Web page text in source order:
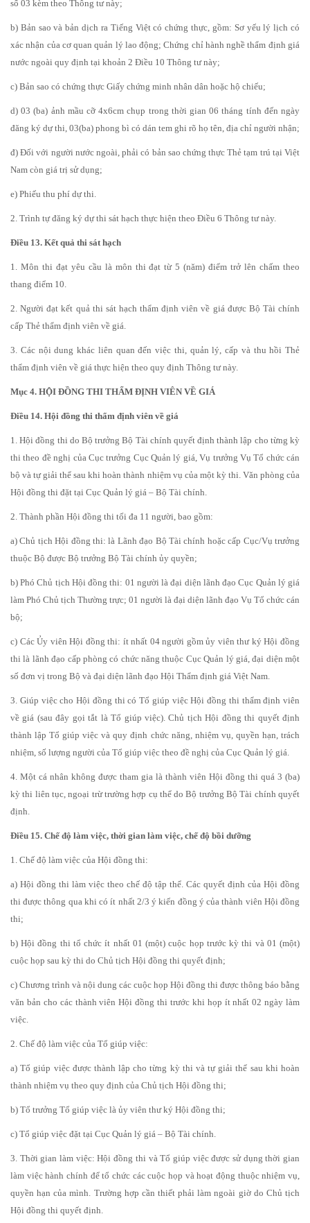
số 03 kèm theo Thông tư này;
b) Bản sao và bản dịch ra Tiếng Việt có chứng thực, gồm: Sơ yếu lý lịch có
xác nhận của cơ quan quản lý lao động; Chứng chỉ hành nghề thẩm định giá
nước ngoài quy định tại khoản 2 Điều 10 Thông tư này;
c) Bản sao có chứng thực Giấy chứng minh nhân dân hoặc hộ chiếu;
d) 03 (ba) ảnh mầu cỡ 4x6cm chụp trong thời gian 06 tháng tính đến ngày
đăng ký dự thi, 03(ba) phong bì có dán tem ghi rõ họ tên, địa chỉ người nhận;
đ) Đối với người nước ngoài, phải có bản sao chứng thực Thẻ tạm trú tại Việt
Nam còn giá trị sử dụng;
e) Phiếu thu phí dự thi.
2. Trình tự đăng ký dự thi sát hạch thực hiện theo Điều 6 Thông tư này.
Điều 13. Kết quả thi sát hạch
1. Môn thi đạt yêu cầu là môn thi đạt từ 5 (năm) điểm trở lên chấm theo
thang điểm 10.
2. Người đạt kết quả thi sát hạch thẩm định viên về giá được Bộ Tài chính
cấp Thẻ thẩm định viên về giá.
3. Các nội dung khác liên quan đến việc thi, quản lý, cấp và thu hồi Thẻ
thẩm định viên về giá thực hiện theo quy định Thông tư này.
Mục 4. HỘI ĐỒNG THI THẨM ĐỊNH VIÊN VỀ GIÁ
Điều 14. Hội đồng thi thẩm định viên về giá
1. Hội đồng thi do Bộ trưởng Bộ Tài chính quyết định thành lập cho từng kỳ
thi theo đề nghị của Cục trưởng Cục Quản lý giá, Vụ trưởng Vụ Tổ chức cán
bộ và tự giải thể sau khi hoàn thành nhiệm vụ của một kỳ thi. Văn phòng của
Hội đồng thi đặt tại Cục Quản lý giá – Bộ Tài chính.
2. Thành phần Hội đồng thi tối đa 11 người, bao gồm:
a) Chủ tịch Hội đồng thi: là Lãnh đạo Bộ Tài chính hoặc cấp Cục/Vụ trưởng
thuộc Bộ được Bộ trưởng Bộ Tài chính ủy quyền;
b) Phó Chủ tịch Hội đồng thi: 01 người là đại diện lãnh đạo Cục Quản lý giá
làm Phó Chủ tịch Thường trực; 01 người là đại diện lãnh đạo Vụ Tổ chức cán
bộ;
c) Các Ủy viên Hội đồng thi: ít nhất 04 người gồm ủy viên thư ký Hội đồng
thi là lãnh đạo cấp phòng có chức năng thuộc Cục Quản lý giá, đại diện một
số đơn vị trong Bộ và đại diện lãnh đạo Hội Thẩm định giá Việt Nam.
3. Giúp việc cho Hội đồng thi có Tổ giúp việc Hội đồng thi thẩm định viên
về giá (sau đây gọi tắt là Tổ giúp việc). Chủ tịch Hội đồng thi quyết định
thành lập Tổ giúp việc và quy định chức năng, nhiệm vụ, quyền hạn, trách
nhiệm, số lượng người của Tổ giúp việc theo đề nghị của Cục Quản lý giá.
4. Một cá nhân không được tham gia là thành viên Hội đồng thi quá 3 (ba)
kỳ thi liên tục, ngoại trừ trường hợp cụ thể do Bộ trưởng Bộ Tài chính quyết
định.
Điều 15. Chế độ làm việc, thời gian làm việc, chế độ bồi dưỡng
1. Chế độ làm việc của Hội đồng thi:
a) Hội đồng thi làm việc theo chế độ tập thể. Các quyết định của Hội đồng
thi được thông qua khi có ít nhất 2/3 ý kiến đồng ý của thành viên Hội đồng
thi;
b) Hội đồng thi tổ chức ít nhất 01 (một) cuộc họp trước kỳ thi và 01 (một)
cuộc họp sau kỳ thi do Chủ tịch Hội đồng thi quyết định;
c) Chương trình và nội dung các cuộc họp Hội đồng thi được thông báo bằng
văn bản cho các thành viên Hội đồng thi trước khi họp ít nhất 02 ngày làm
việc.
2. Chế độ làm việc của Tổ giúp việc:
a) Tổ giúp việc được thành lập cho từng kỳ thi và tự giải thể sau khi hoàn
thành nhiệm vụ theo quy định của Chủ tịch Hội đồng thi;
b) Tổ trưởng Tổ giúp việc là ủy viên thư ký Hội đồng thi;
c) Tổ giúp việc đặt tại Cục Quản lý giá – Bộ Tài chính.
3. Thời gian làm việc: Hội đồng thi và Tổ giúp việc được sử dụng thời gian
làm việc hành chính để tổ chức các cuộc họp và hoạt động thuộc nhiệm vụ,
quyền hạn của mình. Trường hợp cần thiết phải làm ngoài giờ do Chủ tịch
Hội đồng thi quyết định.